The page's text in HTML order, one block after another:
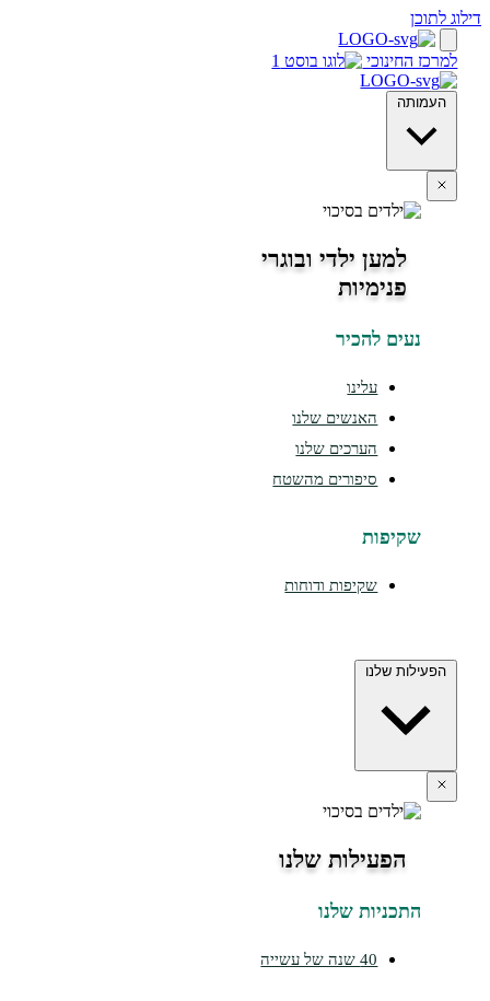
למען ילדי ובוגרי
להכיר
האנשים שלנו
הערכים שלנו
סיפורים מהשטח
שקיפות ודוחות
שלנו
הפעילות שלנו
שלנו